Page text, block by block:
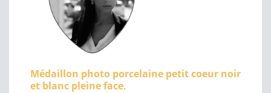
Médaillon photo porcelaine petit coeur noir
et blanc pleine face.